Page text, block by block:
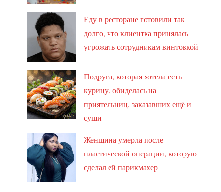
Еду в ресторане готовили так
долго, что клиентка принялась
угрожать сотрудникам винтовкой
Подруга, которая хотела есть
курицу, обиделась на
приятельниц, заказавших ещё и
суши
Женщина умерла после
пластической операции, которую
сделал ей парикмахер